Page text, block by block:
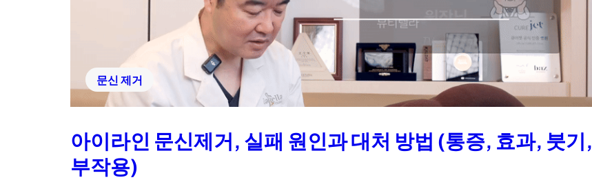
문신 제거
아이라인 문신제거, 실패 원인과 대처 방법 (통증, 효과, 붓기,
부작용)